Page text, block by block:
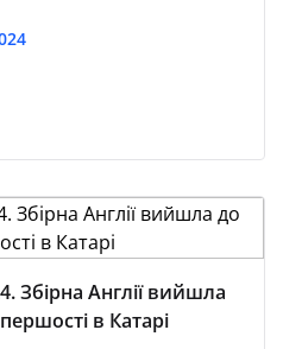
Збірна Англії вийшла
в Катарі